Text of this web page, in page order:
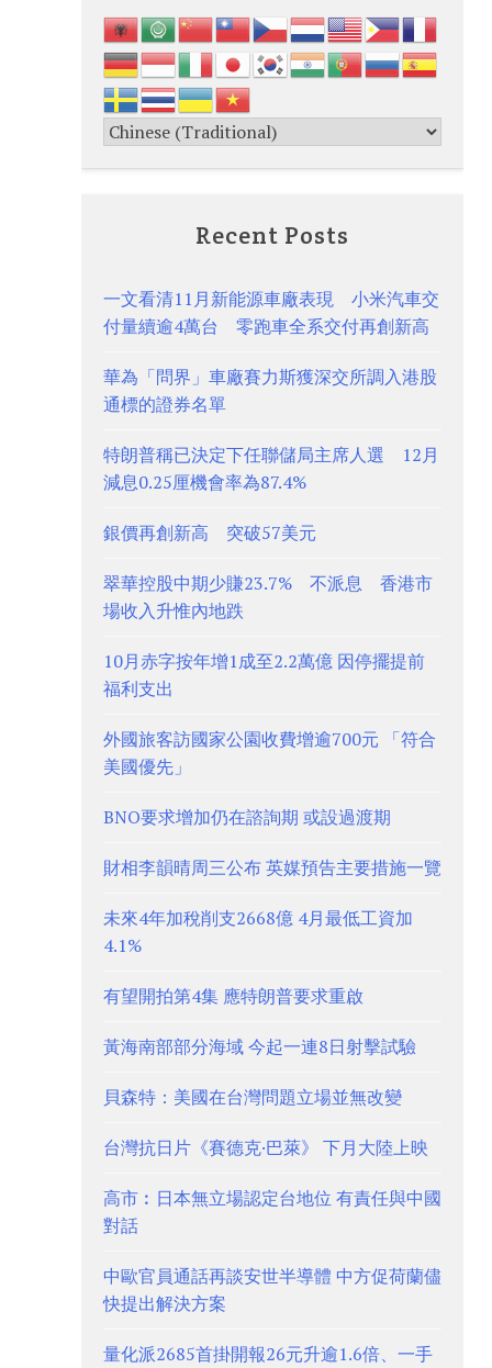
Recent Posts
一文看清11月新能源車廠表現 小米汽車交
付量續逾4萬台 零跑車全系交付再創新高
華為「問界」車廠賽力斯獲深交所調入港股
通標的證券名單
特朗普稱已決定下任聯儲局主席人選 12月
減息0.25厘機會率為87.4%
銀價再創新高 突破57美元
翠華控股中期少賺23.7% 不派息 香港市
場收入升惟內地跌
10月赤字按年增1成至2.2萬億 因停擺提前
福利支出
外國旅客訪國家公園收費增逾700元 「符合
美國優先」
BNO要求增加仍在諮詢期 或設過渡期
財相李韻晴周三公布 英媒預告主要措施一覽
未來4年加稅削支2668億 4月最低工資加
4.1%
有望開拍第4集 應特朗普要求重啟
黃海南部部分海域 今起一連8日射擊試驗
貝森特：美國在台灣問題立場並無改變
台灣抗日片《賽德克·巴萊》 下月大陸上映
高市︰日本無立場認定台地位 有責任與中國
對話
中歐官員通話再談安世半導體 中方促荷蘭儘
快提出解決方案
量化派2685首掛開報26元升逾1.6倍、一手